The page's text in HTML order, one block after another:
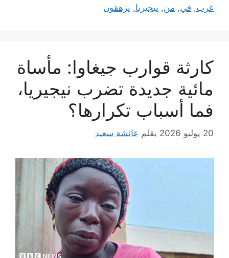
غرب, في, من, نيجيريا, يزهقون
كارثة قوارب جيغاوا: مأساة
مائية جديدة تضرب نيجيريا،
فما أسباب تكرارها؟
20 يوليو 2026 بقلم عائشة سعيد